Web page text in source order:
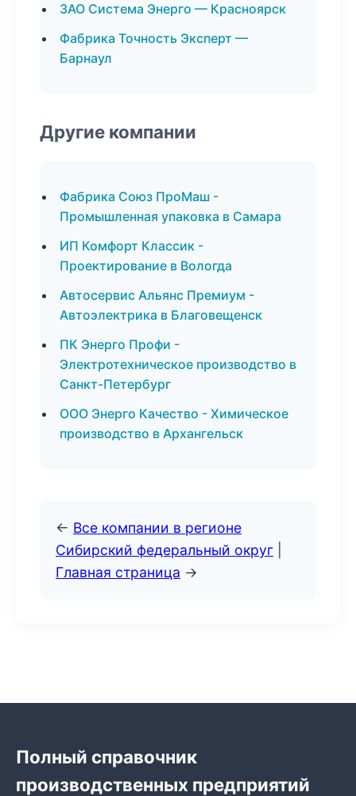
ЗАО Система Энерго — Красноярск
Фабрика Точность Эксперт —
Барнаул
Другие компании
Фабрика Союз ПроМаш -
Промышленная упаковка в Самара
ИП Комфорт Классик -
Проектирование в Вологда
Автосервис Альянс Премиум -
Автоэлектрика в Благовещенск
ПК Энерго Профи -
Электротехническое производство в
Санкт-Петербург
ООО Энерго Качество - Химическое
производство в Архангельск
← Все компании в регионе
Сибирский федеральный округ
Главная страница →
Полный справочник
производственных предприятий